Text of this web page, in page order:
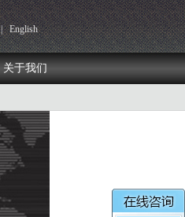
| English
关于我们